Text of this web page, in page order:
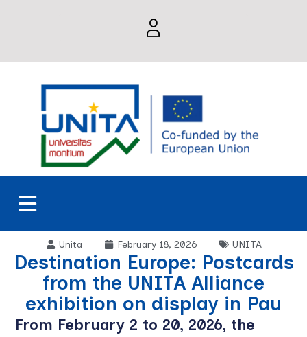
Unita February 18, 2026 UNITA
Destination Europe: Postcards
from the UNITA Alliance
exhibition on display in Pau
From February 2 to 20, 2026, the